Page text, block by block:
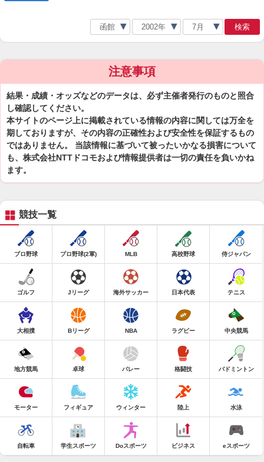
検索
注意事項
結果・成績・オッズなどのデータは、必ず主催者発行のものと照合
し確認してください。
本サイトのページ上に掲載されている情報の内容に関しては万全を
期しておりますが、その内容の正確性および安全性を保証するもの
ではありません。 当該情報に基づいて被ったいかなる損害について
も、株式会社NTTドコモおよび情報提供者は一切の責任を負いかね
ます。
競技一覧
プロ野球 プロ野球(2軍) MLB 高校野球 侍ジャパン
ゴルフ Jリーグ 海外サッカー 日本代表 テニス
大相撲 Bリーグ NBA ラグビー 中央競馬
地方競馬 卓球 バレー 格闘技 バドミントン
モーター フィギュア ウィンター 陸上 水泳
自転車 学生スポーツ Doスポーツ ビジネス eスポーツ